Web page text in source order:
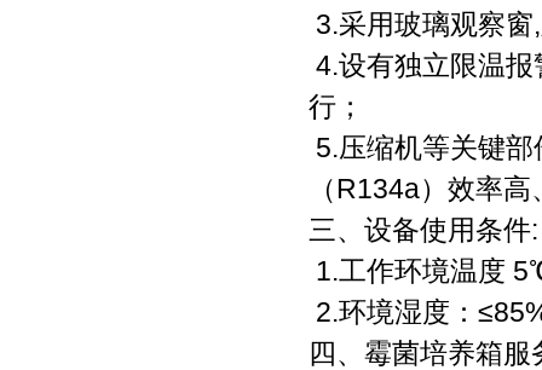
3.采用玻璃观察
4.设有独立限温
行；
5.压缩机等关键
（R134a）效率
三、设备使用条件:
1.工作环境温度
2.环境湿度：
四、霉菌培养箱